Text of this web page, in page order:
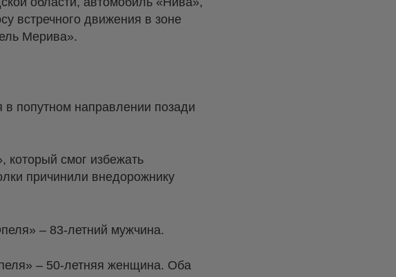
встречного движения в зоне
Мерива».
попутном направлении позади
который смог избежать
причинили внедорожнику
– 83-летний мужчина.
– 50-летняя женщина. Оба